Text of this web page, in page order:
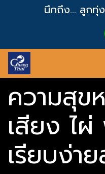
นึกถึง... ลูกทุ่ง
ความสุข
เสียง ไ
เรียบง่า